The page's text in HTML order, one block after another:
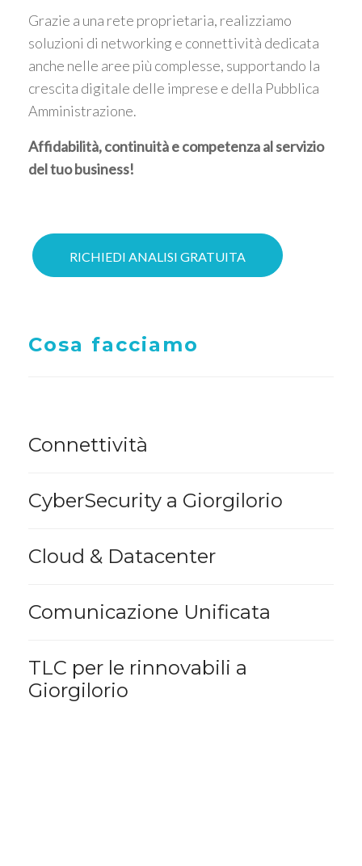
Grazie a una rete proprietaria, realizziamo
soluzioni di networking e connettività dedicata
anche nelle aree più complesse, supportando la
crescita digitale delle imprese e della Pubblica
Amministrazione.
Affidabilità, continuità e competenza al servizio
del tuo business!
RICHIEDI ANALISI GRATUITA
Cosa facciamo
Connettività
CyberSecurity a Giorgilorio
Cloud & Datacenter
Comunicazione Unificata
TLC per le rinnovabili a
Giorgilorio